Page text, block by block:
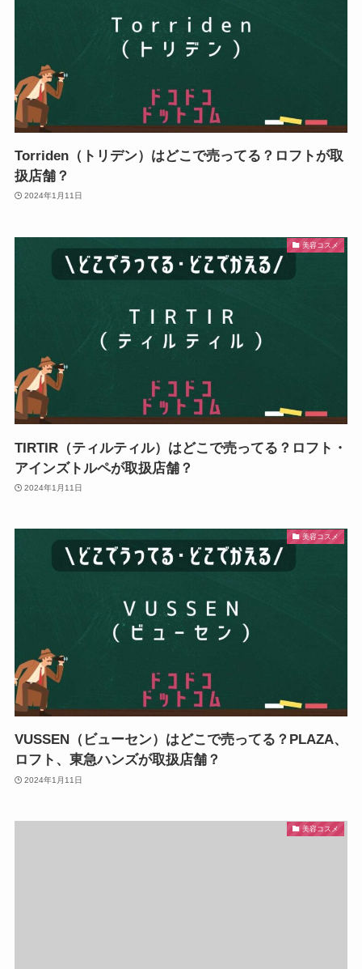
Torriden（トリデン）はどこで売ってる？ロフトが取
扱店舗？
2024年1月11日
美容コスメ
TIRTIR（ティルティル）はどこで売ってる？ロフト・
アインズトルペが取扱店舗？
2024年1月11日
美容コスメ
VUSSEN（ビューセン）はどこで売ってる？PLAZA、
ロフト、東急ハンズが取扱店舗？
2024年1月11日
美容コスメ